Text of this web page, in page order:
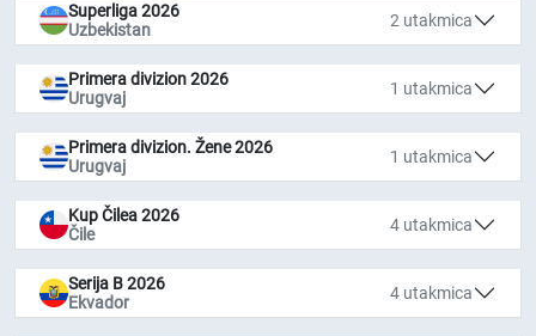
Superliga 2026
Uzbekistan
2 utakmica
Primera divizion 2026
Urugvaj
1 utakmica
Primera divizion. Žene 2026
Urugvaj
1 utakmica
Kup Čilea 2026
Čile
4 utakmica
Serija B 2026
Ekvador
4 utakmica